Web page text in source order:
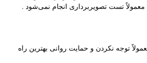
تست تصویربرداری انجام نمی‌شود .
توجه نکردن و حمایت روانی بهترین راه